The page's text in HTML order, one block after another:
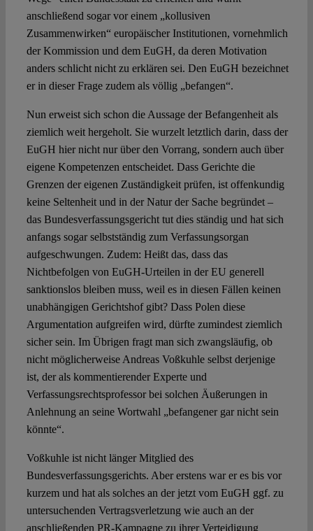
anschließend sogar vor einem „kollusiven
Zusammenwirken“ europäischer Institutionen, vornehmlich
der Kommission und dem EuGH, da deren Motivation
anders schlicht nicht zu erklären sei. Den EuGH bezeichnet
er in dieser Frage zudem als völlig „befangen“.
Nun erweist sich schon die Aussage der Befangenheit als
ziemlich weit hergeholt. Sie wurzelt letztlich darin, dass der
EuGH hier nicht nur über den Vorrang, sondern auch über
eigene Kompetenzen entscheidet. Dass Gerichte die
Grenzen der eigenen Zuständigkeit prüfen, ist offenkundig
keine Seltenheit und in der Natur der Sache begründet –
das Bundesverfassungsgericht tut dies ständig und hat sich
anfangs sogar selbstständig zum Verfassungsorgan
aufgeschwungen. Zudem: Heißt das, dass das
Nichtbefolgen von EuGH-Urteilen in der EU generell
sanktionslos bleiben muss, weil es in diesen Fällen keinen
unabhängigen Gerichtshof gibt? Dass Polen diese
Argumentation aufgreifen wird, dürfte zumindest ziemlich
sicher sein. Im Übrigen fragt man sich zwangsläufig, ob
nicht möglicherweise Andreas Voßkuhle selbst derjenige
ist, der als kommentierender Experte und
Verfassungsrechtsprofessor bei solchen Äußerungen in
Anlehnung an seine Wortwahl „befangener gar nicht sein
könnte“.
Voßkuhle ist nicht länger Mitglied des
Bundesverfassungsgerichts. Aber erstens war er es bis vor
kurzem und hat als solches an der jetzt vom EuGH ggf. zu
untersuchenden Vertragsverletzung wie auch an der
anschließenden PR-Kampagne zu ihrer Verteidigung